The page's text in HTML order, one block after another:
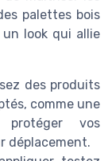
palettes bois
look qui allie
des produits
comme une
vos
déplacement.